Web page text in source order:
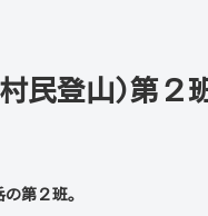
民登山)第２
第２班。